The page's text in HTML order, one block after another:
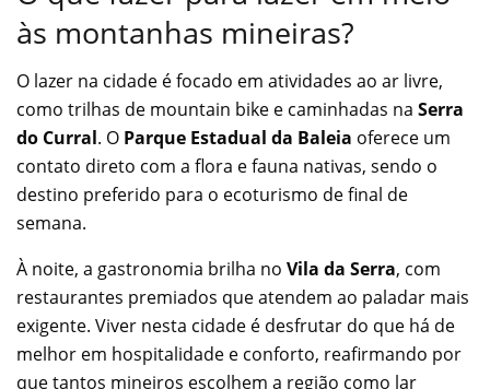
às montanhas mineiras?
O lazer na cidade é focado em atividades ao ar livre,
como trilhas de mountain bike e caminhadas na Serra
do Curral. O Parque Estadual da Baleia oferece um
contato direto com a flora e fauna nativas, sendo o
destino preferido para o ecoturismo de final de
semana.
À noite, a gastronomia brilha no Vila da Serra, com
restaurantes premiados que atendem ao paladar mais
exigente. Viver nesta cidade é desfrutar do que há de
melhor em hospitalidade e conforto, reafirmando por
que tantos mineiros escolhem a região como lar